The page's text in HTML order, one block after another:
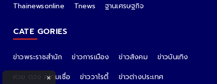
Thainewsonline
Tnews ฐานเศรษฐกิจ
CATE GORIES
ข่าวพระราชสำนัก ข่าวการเมือง ข่าวสังคม
ข่าวบันเทิง
หวย ดวง ความเชื่อ
ข่าววาไรตี้
ข่าวต่างประเทศ
×